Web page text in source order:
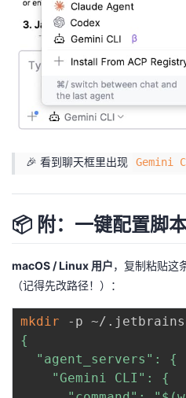
🎉 看到聊天框里出现 Gemini
📦 附：一键配置脚
macOS / Linux 用户，复制粘贴这
（记得先改路径！）：
mkdir -p ~/.jetbrains
{
  "agent_servers": {
    "Gemini CLI": {